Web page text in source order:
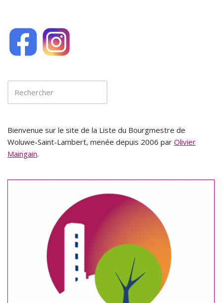
Bienvenue sur le site de la Liste du Bourgmestre de
Woluwe-Saint-Lambert, menée depuis 2006 par Olivier
Maingain.